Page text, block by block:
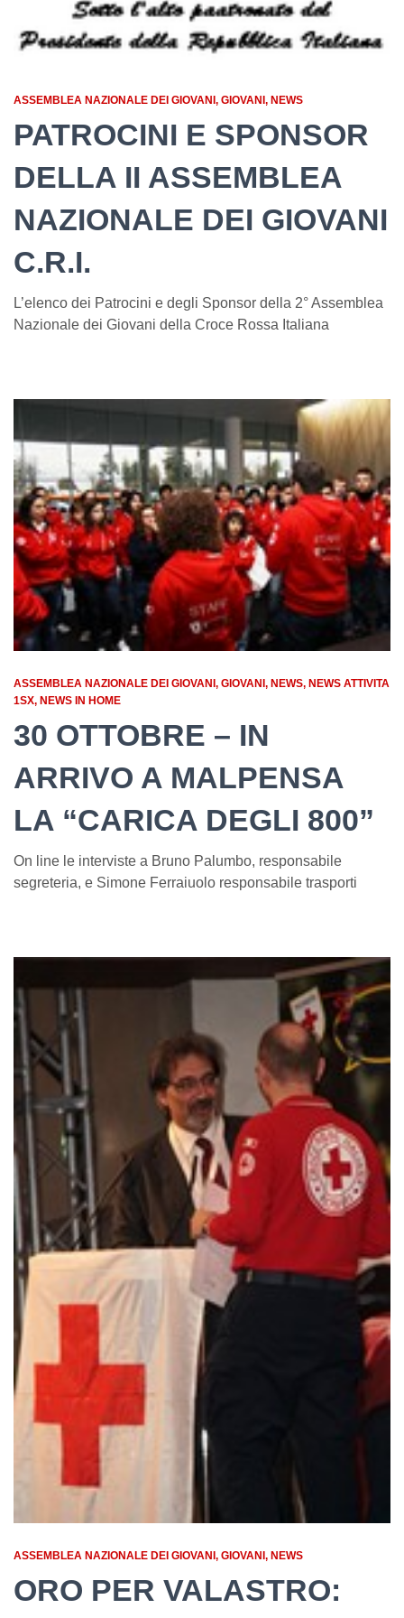
ASSEMBLEA NAZIONALE DEI GIOVANI GIOVANI NEWS
PATROCINI E SPONSOR
DELLA II ASSEMBLEA
NAZIONALE DEI GIOVANI
C.R.I.
L’elenco dei Patrocini e degli Sponsor della 2° Assemblea
Nazionale dei Giovani della Croce Rossa Italiana
ASSEMBLEA NAZIONALE DEI GIOVANI GIOVANI NEWS NEWS ATTIVITA
1SX NEWS IN HOME
30 OTTOBRE – IN
ARRIVO A MALPENSA
LA “CARICA DEGLI 800”
On line le interviste a Bruno Palumbo, responsabile
segreteria, e Simone Ferraiuolo responsabile trasporti
ASSEMBLEA NAZIONALE DEI GIOVANI GIOVANI NEWS
ORO PER VALASTRO: